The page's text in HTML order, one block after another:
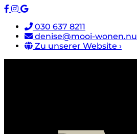
030 637 8211
denise@mooi-wonen.nu
Zu unserer Website ›